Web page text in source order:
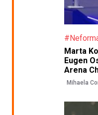
Marta
Eugen
Arena
Mihaela